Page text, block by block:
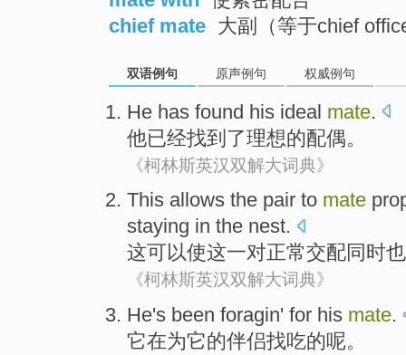
chief mate 大副（等于chief
双语例句 原声例句 权威例句
He has found his ideal mate.
他已经找到 了理想的配偶。
《柯林斯英汉双解大词典》
This allows the pair to mate
staying in the nest.
这可以使这一对正常交配同时也
《柯林斯英汉双解大词典》
He's been foragin' for his mate.
它在为它的伴侣找吃的呢。